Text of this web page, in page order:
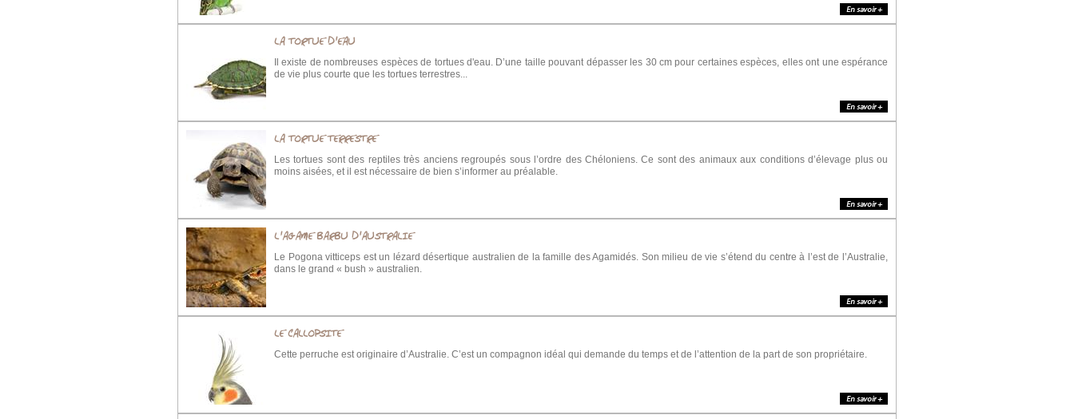
LA TORTUE D'EAU
Il existe de nombreuses espèces de tortues d'eau. D’une taille pouvant dépasser les 30 cm pour certaines espèces, elles ont une espérance
de vie plus courte que les tortues terrestres...
LA TORTUE TERRESTRE
Les tortues sont des reptiles très anciens regroupés sous l’ordre des Chéloniens. Ce sont des animaux aux conditions d’élevage plus ou
moins aisées, et il est nécessaire de bien s’informer au préalable.
L'AGAME BARBU D'AUSTRALIE
Le Pogona vitticeps est un lézard désertique australien de la famille des Agamidés. Son milieu de vie s’étend du centre à l’est de l’Australie,
dans le grand « bush » australien.
LE CALLOPSITE
Cette perruche est originaire d’Australie. C’est un compagnon idéal qui demande du temps et de l’attention de la part de son propriétaire.